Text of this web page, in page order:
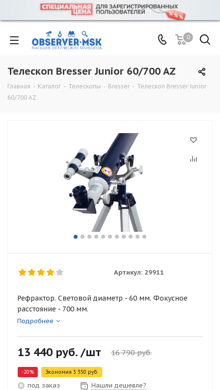
0
Телескоп Bresser Junior 60/700 AZ
Главная - Каталог - Телескопы - Bresser - Телескоп Bresser Junior
60/700 AZ
Артикул: 29911
Рефрактор. Световой диаметр - 60 мм. Фокусное
расстояние - 700 мм.
Подробнее
13 440 руб. /шт 16 790руб.
-20% Экономия 3 350 руб.
под заказ Нашли дешевле?